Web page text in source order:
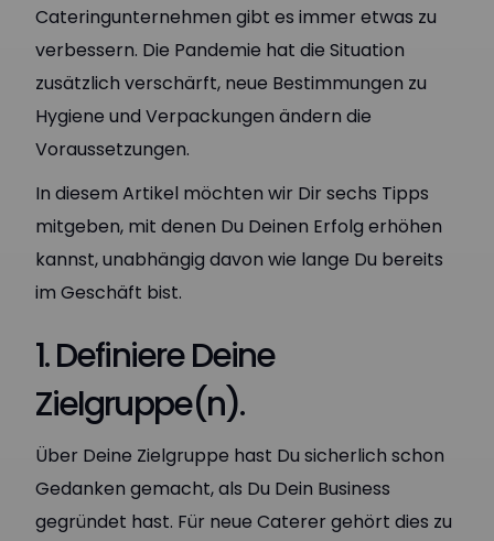
Cateringunternehmen gibt es immer etwas zu
verbessern. Die Pandemie hat die Situation
zusätzlich verschärft, neue Bestimmungen zu
Hygiene und Verpackungen ändern die
Voraussetzungen.
In diesem Artikel möchten wir Dir sechs Tipps
mitgeben, mit denen Du Deinen Erfolg erhöhen
kannst, unabhängig davon wie lange Du bereits
im Geschäft bist.
1. Definiere Deine
Zielgruppe(n).
Über Deine Zielgruppe hast Du sicherlich schon
Gedanken gemacht, als Du Dein Business
gegründet hast. Für neue Caterer gehört dies zu